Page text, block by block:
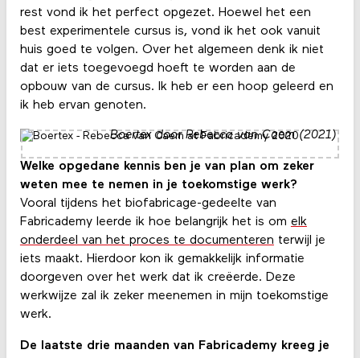
rest vond ik het perfect opgezet. Hoewel het een
best experimentele cursus is, vond ik het ook vanuit
huis goed te volgen. Over het algemeen denk ik niet
dat er iets toegevoegd hoeft te worden aan de
opbouw van de cursus. Ik heb er een hoop geleerd en
ik heb ervan genoten.
Boertex door Rebecca van Caem (2021)
Welke opgedane kennis ben je van plan om zeker
weten mee te nemen in je toekomstige werk?
Vooral tijdens het biofabricage-gedeelte van
Fabricademy leerde ik hoe belangrijk het is om elk
onderdeel van het proces te documenteren terwijl je
iets maakt. Hierdoor kon ik gemakkelijk informatie
doorgeven over het werk dat ik creëerde. Deze
werkwijze zal ik zeker meenemen in mijn toekomstige
werk.
De laatste drie maanden van Fabricademy kreeg je